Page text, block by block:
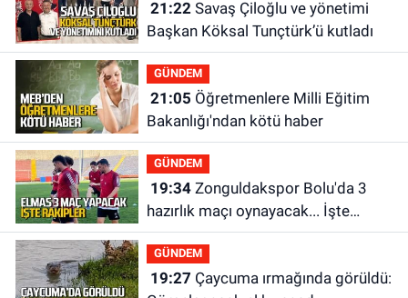
21:22Savaş Çiloğlu ve yönetimi
Başkan Köksal Tunçtürk’ü kutladı
GÜNDEM
21:05
Bakanlığı'ndan kötü haber
GÜNDEM
19:34Zonguldakspor Bolu'da 3
hazırlık maçı oynayacak... İşte
rakipler...
GÜNDEM
19:27